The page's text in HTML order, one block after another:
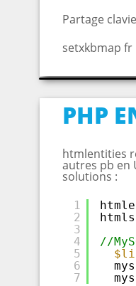
Partage
setxkbmap
PHP
htmlentities
autres pb en
solutions :
1
2
3
4
5
6
7
//